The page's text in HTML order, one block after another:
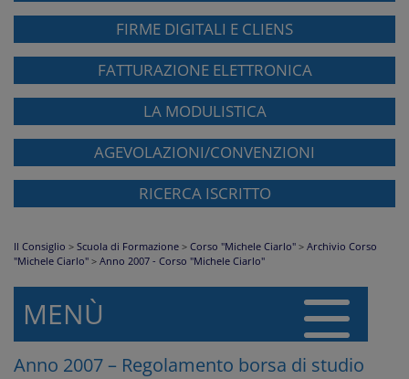
FIRME DIGITALI E CLIENS
FATTURAZIONE ELETTRONICA
LA MODULISTICA
AGEVOLAZIONI/CONVENZIONI
RICERCA ISCRITTO
Il Consiglio > Scuola di Formazione > Corso "Michele Ciarlo" > Archivio Corso
"Michele Ciarlo" > Anno 2007 - Corso "Michele Ciarlo"
MENÙ
Anno 2007 – Regolamento borsa di studio